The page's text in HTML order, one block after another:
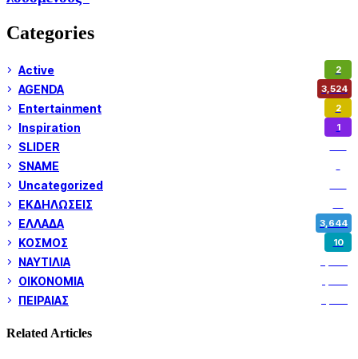
Categories
Active 2
AGENDA 3,524
Entertainment 2
Inspiration 1
SLIDER
SNAME
Uncategorized
ΕΚΔΗΛΩΣΕΙΣ
ΕΛΛΑΔΑ 3,644
ΚΟΣΜΟΣ 10
ΝΑΥΤΙΛΙΑ
ΟΙΚΟΝΟΜΙΑ
ΠΕΙΡΑΙΑΣ
Related Articles